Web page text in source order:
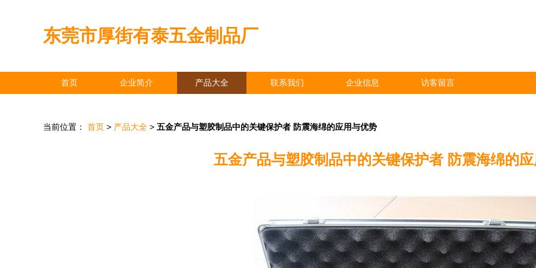
东莞市厚街有泰五金制品厂
首页 企业简介 产品大全 联系我们 企业信息 访客留言
当前位置： 首页 > 产品大全 > 五金产品与塑胶制品中的关键保护者 防震海绵的应用与优势
五金产品与塑胶制品中的关键保护者 防震海绵的